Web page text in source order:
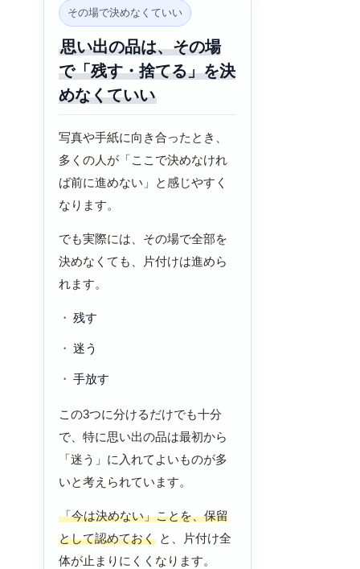
その場で決めなくていい
思い出の品は、その場
で「残す・捨てる」を決
めなくていい
写真や手紙に向き合ったとき、
多くの人が「ここで決めなけれ
ば前に進めない」と感じやすく
なります。
でも実際には、その場で全部を
決めなくても、片付けは進めら
れます。
残す
迷う
手放す
この3つに分けるだけでも十分
で、特に思い出の品は最初から
「迷う」に入れてよいものが多
いと考えられています。
「今は決めない」ことを、保留
として認めておく と、片付け全
体が止まりにくくなります。